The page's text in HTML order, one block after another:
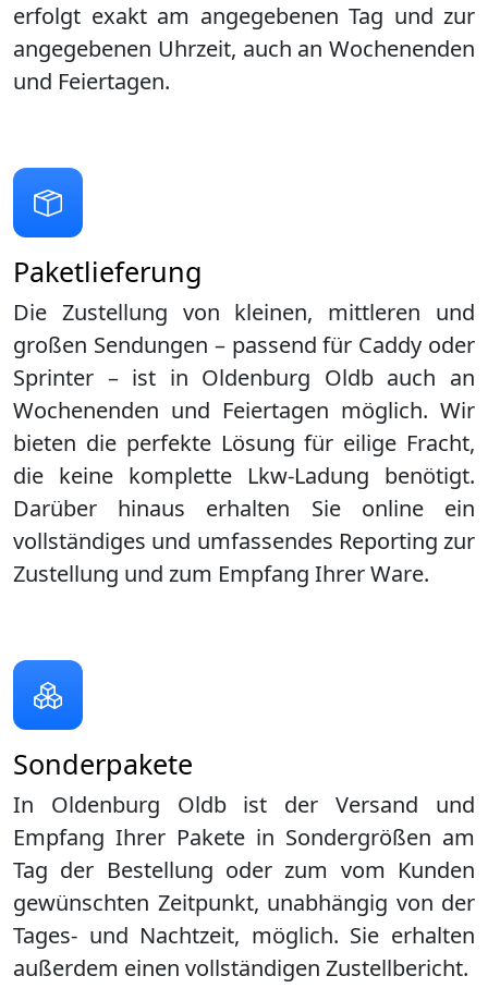
erfolgt exakt am angegebenen Tag und zur
angegebenen Uhrzeit, auch an Wochenenden
und Feiertagen.
Paketlieferung
Die Zustellung von kleinen, mittleren und
großen Sendungen – passend für Caddy oder
Sprinter – ist in Oldenburg Oldbauch an
Wochenenden und Feiertagen möglich. Wir
bieten die perfekte Lösung für eilige Fracht,
die keine komplette Lkw-Ladung benötigt.
Darüber hinaus erhalten Sie online ein
vollständiges und umfassendes Reporting zur
Zustellung und zum Empfang Ihrer Ware.
Sonderpakete
In Oldenburg Oldb ist der Versand und
Empfang Ihrer Pakete in Sondergrößen am
Tag der Bestellung oder zum vom Kunden
gewünschten Zeitpunkt, unabhängig von der
Tages- und Nachtzeit, möglich. Sie erhalten
außerdem einen vollständigen Zustellbericht.